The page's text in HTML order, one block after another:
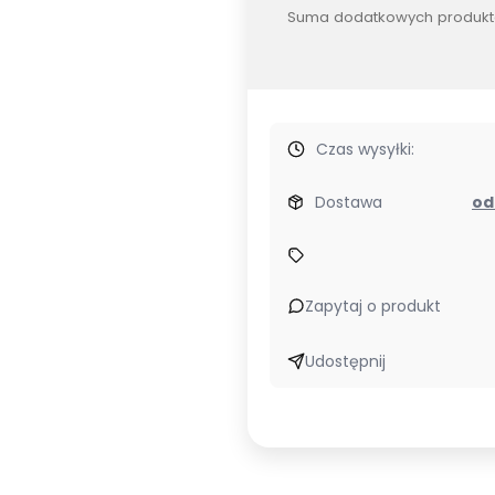
Suma dodatkowych
Czas wysyłki:
Dostawa
Zapytaj o produkt
Udostępnij